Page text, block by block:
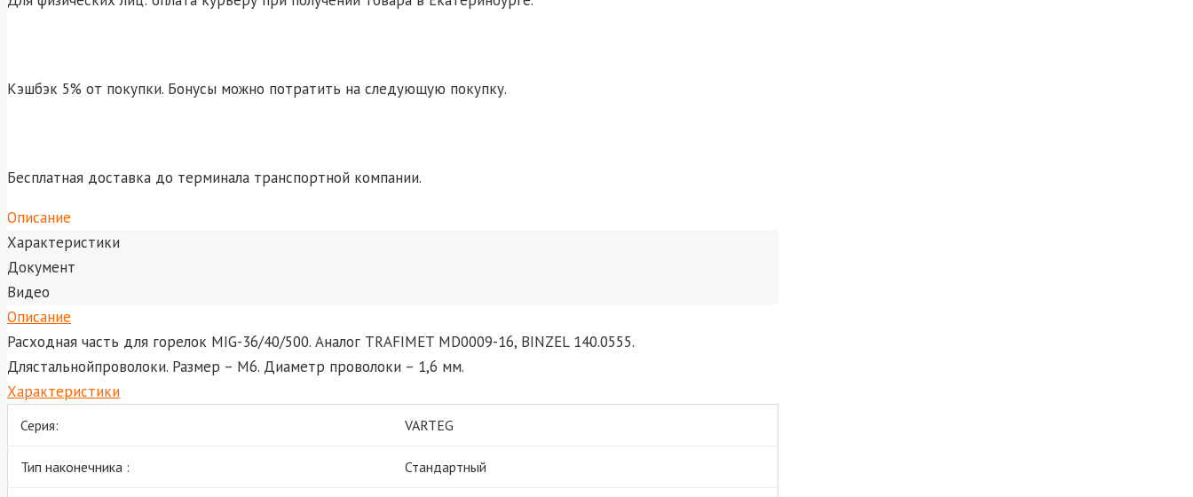
Кэшбэк 5% от покупки. Бонусы можно потратить на следующую покупку.
Бесплатная доставка до терминала транспортной компании.
Описание
Характеристики
Документ
Видео
Описание
Расходная часть для горелок MIG-36/40/500. Аналог TRAFIMET MD0009-16, BINZEL 140.0555.
Длястальнойпроволоки. Размер – М6. Диаметр проволоки – 1,6 мм.
Характеристики
Серия: VARTEG
Тип наконечника : Стандартный